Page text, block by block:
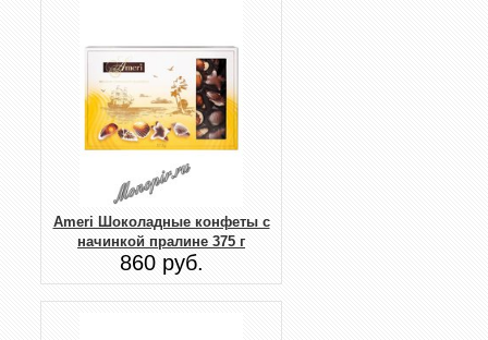
Ameri Шоколадные конфеты с
начинкой пралине 375 г
860 руб.